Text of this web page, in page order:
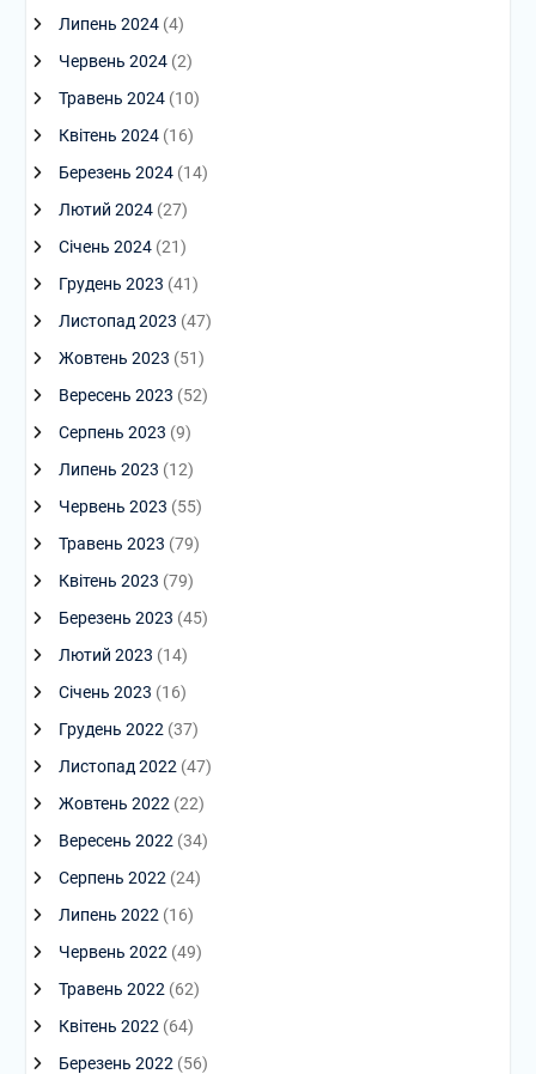
Липень 2024(4)
Червень 2024(2)
Травень 2024(10)
Квітень 2024(16)
Березень 2024(14)
Лютий 2024(27)
Січень 2024(21)
Грудень 2023 (41)
Листопад 2023 (47)
Жовтень 2023 (51)
Вересень 2023 (52)
Серпень 2023 (9)
Липень 2023 (12)
Червень 2023 (55)
Травень 2023 (79)
Квітень 2023 (79)
Березень 2023 (45)
Лютий 2023 (14)
Січень 2023 (16)
Грудень 2022 (37)
Листопад 2022 (47)
Жовтень 2022 (22)
Вересень 2022 (34)
Серпень 2022 (24)
Липень 2022 (16)
Червень 2022 (49)
Травень 2022 (62)
Квітень 2022 (64)
Березень 2022 (56)